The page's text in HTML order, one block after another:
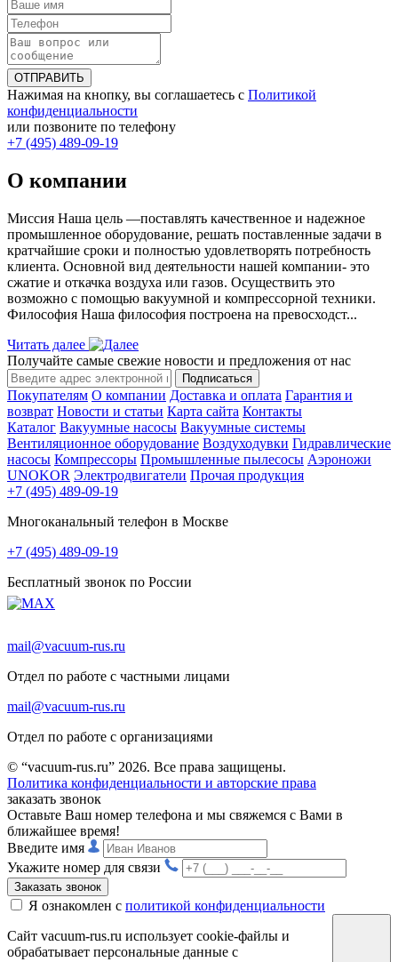
ОТПРАВИТЬ
Нажимая на кнопку, вы соглашаетесь с Политикой
конфиденциальности
или позвоните по телефону
+7 (495) 489-09-19
О компании
Миссия Наша цель ―поставлять качественное и надежное
промышленное оборудование, решать поставленные задачи в
кратчайшие сроки и полностью удовлетворять потребность
клиента. Основной вид деятельности нашей компании- это
сжатие и откачка воздуха или газов. Осуществить это
возможно с помощью вакуумной и компрессорной техники.
Философия Наша философия построена на превосходст...
Читать далее
Получайте самые свежие новости и предложения от нас
Подписаться
Покупателям О компании Доставка и оплата Гарантия и
возврат Новости и статьи Карта сайта Контакты
Каталог Вакуумные насосы Вакуумные системы
Вентиляционное оборудование Воздуходувки Гидравлические
насосы Компрессоры Промышленные пылесосы Аэроножи
UNOKOR Электродвигатели Прочая продукция
+7 (495) 489-09-19
Многоканальный телефон в Москве
+7 (495) 489-09-19
Бесплатный звонок по России
mail@vacuum-rus.ru
Отдел по работе с частными лицами
mail@vacuum-rus.ru
Отдел по работе с организациями
© “vacuum-rus.ru” 2026. Все права защищены.
Политика конфиденциальности и авторские права
заказать звонок
Оставьте Ваш номер телефона и мы свяжемся с Вами в
ближайшее время!
Введите имя
Укажите номер для связи
Заказать звонок
Я ознакомлен с политикой конфиденциальности
Сайт vacuum-rus.ru использует cookie-файлы и
обрабатывает персональные данные с